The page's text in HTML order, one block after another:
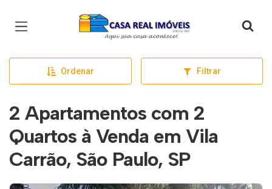
Página inicial
Ordenar Filtrar
2 Apartamentos com 2
Quartos à Venda em Vila
Carrão, São Paulo, SP